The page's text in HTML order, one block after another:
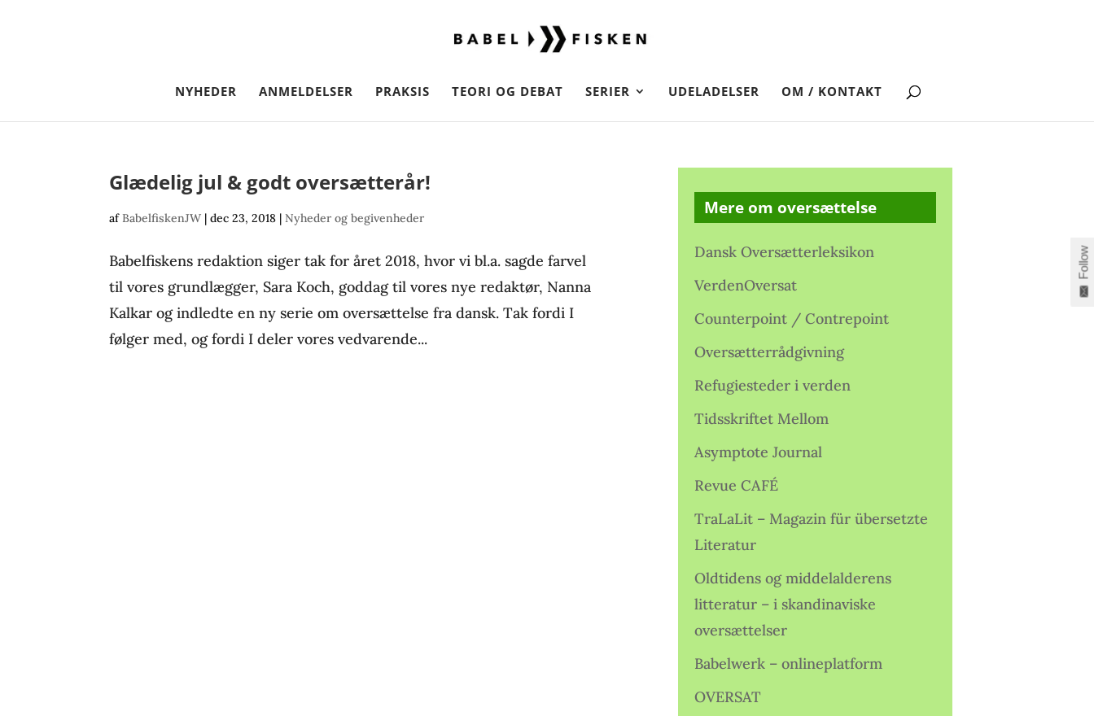
NYHEDER ANMELDELSER PRAKSIS TEORI OG DEBAT SERIER UDELADELSER OM / KONTAKT
Glædelig jul & godt oversætterår!
afBabelfiskenJW |dec 23, 2018 |Nyheder og begivenheder
Babelfiskens redaktion siger tak for året 2018, hvor vi bl.a. sagde farvel
til vores grundlægger, Sara Koch, goddag til vores nye redaktør, Nanna
Kalkar og indledte en ny serie om oversættelse fra dansk. Tak fordi I
følger med, og fordi I deler vores vedvarende...
Mere om oversættelse
Dansk Oversætterleksikon
VerdenOversat
Counterpoint / Contrepoint
Oversætterrådgivning
Refugiesteder i verden
Tidsskriftet Mellom
Asymptote Journal
Revue CAFÉ
TraLaLit – Magazin für übersetzte
Literatur
Oldtidens og middelalderens
litteratur – i skandinaviske
oversættelser
Babelwerk – onlineplatform
OVERSAT
Follow